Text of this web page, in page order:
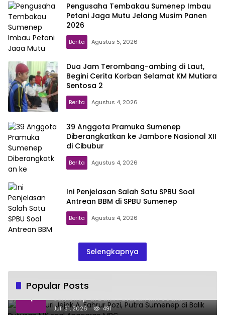
Pengusaha Tembakau Sumenep Imbau
Petani Jaga Mutu Jelang Musim Panen
2026
Berita Agustus 5, 2026
Dua Jam Terombang-ambing di Laut,
Begini Cerita Korban Selamat KM Mutiara
Sentosa 2
Berita Agustus 4, 2026
39 Anggota Pramuka Sumenep
Diberangkatkan ke Jambore Nasional XII
di Cibubur
Berita Agustus 4, 2026
Ini Penjelasan Salah Satu SPBU Soal
Antrean BBM di SPBU Sumenep
Berita Agustus 4, 2026
Selengkapnya
Popular Posts
1
Menelusuri Jejak A. Fahrur Rozi, Putra
Sumenep di Balik Putusan MK soal
Anggaran MBG
Juli 31, 2026 491